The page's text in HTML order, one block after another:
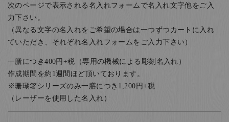
次のページで表示される名入れフォームで名入れ文字他をご入
力下さい。
（異なる文字の名入れをご希望の場合は一つずつカートに入れ
ていただき、それぞれ名入れフォームをご入力下さい）
一膳につき400円+税（専用の機械による彫刻名入れ）
作成期間を約1週間ほど頂いております。
※珊瑚箸シリーズのみ一膳につき1,200円+税
（レーザーを使用した名入れ）